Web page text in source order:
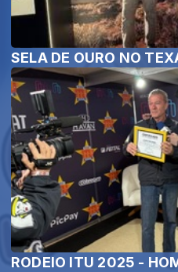
SELA DE OURO NO
RODEIO ITU 2025 -